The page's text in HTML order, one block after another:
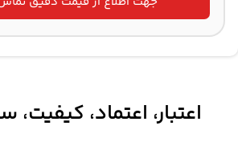
اعتبار، اعتماد،